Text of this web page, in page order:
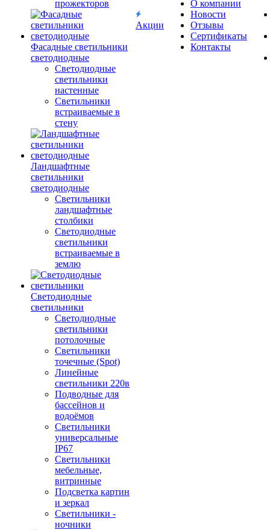
прожекторов
Фасадные светильники
светодиодные
Светодиодные
светильники
настенные
Светильники
встраиваемые в
стену
Ландшафтные
светильники
светодиодные
Светильники
ландшафтные
столбики
Светодиодные
светильники
встраиваемые в
землю
Светодиодные
светильники
Светодиодные
светильники
потолочные
Светильники
точечные (Spot)
Линейные
светильники 220в
Подводные для
бассейнов и
водоёмов
Светильники
универсальные
IP67
Светильники
мебельные,
витринные
Подсветка картин
и зеркал
Светильники -
ночники
Акции
О компании
Новости
Отзывы
Сертификаты
Контакты